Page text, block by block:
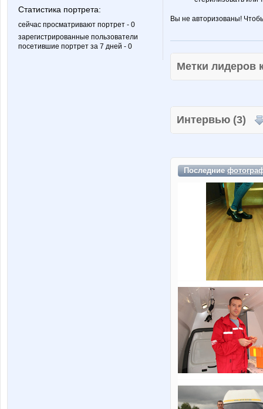
Статистика портрета:
сейчас просматривают портрет - 0
зарегистрированные пользователи
посетившие портрет за 7 дней - 0
Вы не авторизованы!
Метки
Интервью (3)
Последние